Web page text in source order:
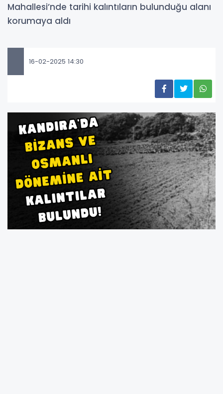
Mahallesi’nde tarihi kalıntıların bulunduğu alanı
korumaya aldı
16-02-2025 14:30